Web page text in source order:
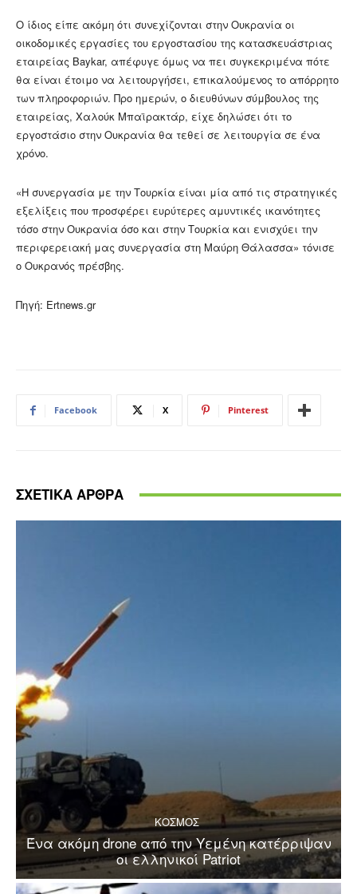
Ο ίδιος είπε ακόμη ότι συνεχίζονται στην Ουκρανία οι
οικοδομικές εργασίες του εργοστασίου της κατασκευάστριας
εταιρείας Baykar, απέφυγε όμως να πει συγκεκριμένα πότε
θα είναι έτοιμο να λειτουργήσει, επικαλούμενος το απόρρητο
των πληροφοριών. Προ ημερών, ο διευθύνων σύμβουλος της
εταιρείας, Χαλούκ Μπαϊρακτάρ, είχε δηλώσει ότι το
εργοστάσιο στην Ουκρανία θα τεθεί σε λειτουργία σε ένα
χρόνο.
«Η συνεργασία με την Τουρκία είναι μία από τις στρατηγικές
εξελίξεις που προσφέρει ευρύτερες αμυντικές ικανότητες
τόσο στην Ουκρανία όσο και στην Τουρκία και ενισχύει την
περιφερειακή μας συνεργασία στη Μαύρη Θάλασσα» τόνισε
ο Ουκρανός πρέσβης.
Πηγή: Ertnews.gr
Facebook X Pinterest
ΣΧΕΤΙΚΑ ΑΡΘΡΑ
ΚΟΣΜΟΣ
Ένα ακόμη drone από την Υεμένη κατέρριψαν
οι ελληνικοί Patriot